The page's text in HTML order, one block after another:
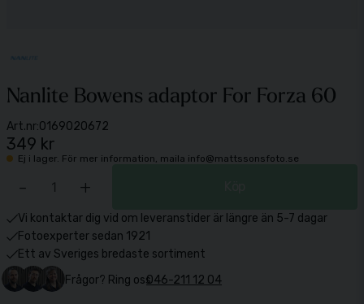
Nanlite Bowens adaptor For Forza 60
Art.nr:0169020672
349 kr
Ej i lager. För mer information, maila info@mattssonsfoto.se
- +
Vi kontaktar dig vid om leveranstider är längre än 5-7 dagar
Fotoexperter sedan 1921
Ett av Sveriges bredaste sortiment
Frågor? Ring oss046-211 12 04